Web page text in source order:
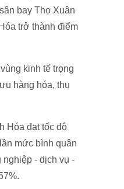
bay Thọ Xuân
trở thành điểm
kinh tế trọng
hàng hóa, thu
Hóa đạt tốc độ
mức bình quân
- dịch vụ -